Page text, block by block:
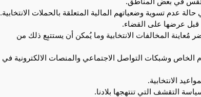
عدم تسوية وضعياتهم المالية المتعلقة بالحملات الانتخابية.
قبل عرضها على القضاء.
المخالفات الانتخابية وما يُمكن أن يستتبِع ذلك من
الخاص وشبكات التواصل الاجتماعي والمنصات الالكترونية في
الانتخابية.
التقشف التي تنتهجها بلادنا.